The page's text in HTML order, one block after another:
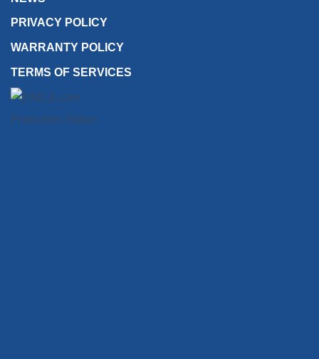
PRIVACY POLICY
WARRANTY POLICY
TERMS OF SERVICES